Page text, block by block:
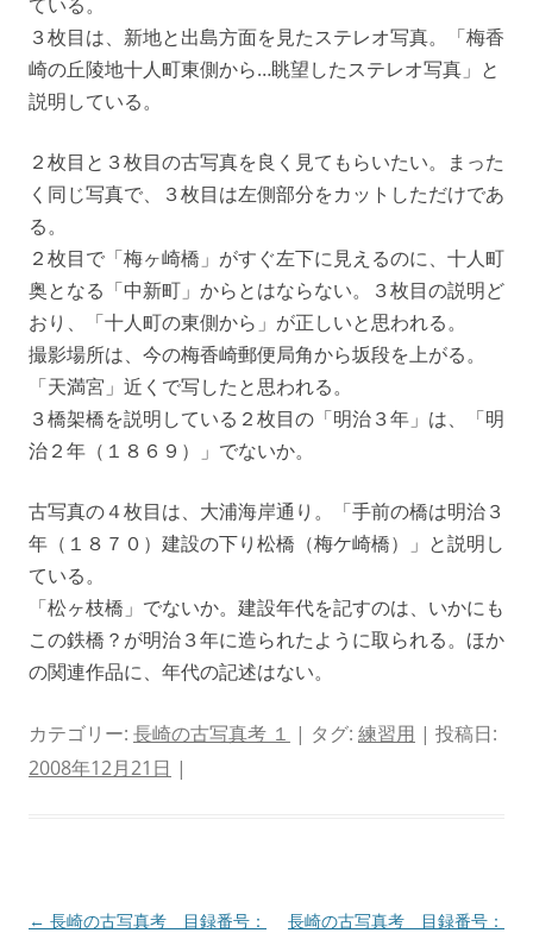
３枚目は、新地と出島方面を見たステレオ写真。「梅香
崎の丘陵地十人町東側から…眺望したステレオ写真」と
説明している。
２枚目と３枚目の古写真を良く見てもらいたい。まった
く同じ写真で、３枚目は左側部分をカットしただけであ
る。
２枚目で「梅ヶ崎橋」がすぐ左下に見えるのに、十人町
奥となる「中新町」からとはならない。３枚目の説明ど
おり、「十人町の東側から」が正しいと思われる。
撮影場所は、今の梅香崎郵便局角から坂段を上がる。
「天満宮」近くで写したと思われる。
３橋架橋を説明している２枚目の「明治３年」は、「明
治２年（１８６９）」でないか。
古写真の４枚目は、大浦海岸通り。「手前の橋は明治３
年（１８７０）建設の下り松橋（梅ケ崎橋）」と説明し
ている。
「松ヶ枝橋」でないか。建設年代を記すのは、いかにも
この鉄橋？が明治３年に造られたように取られる。ほか
の関連作品に、年代の記述はない。
カテゴリー: 長崎の古写真考 １ | タグ: 練習用 | 投稿日:
2008年12月21日 |
投
← 長崎の古写真考 目録番号：
長崎の古写真考 目録番号：